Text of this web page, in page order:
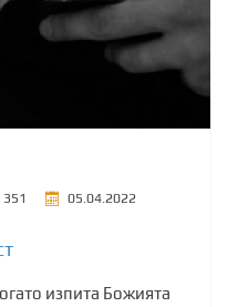
351 05.04.2022
изпита Божията